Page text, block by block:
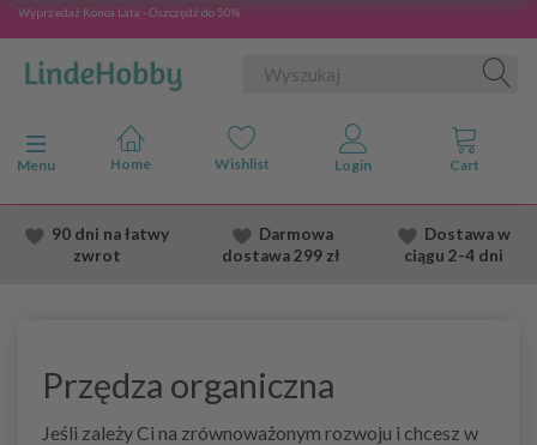
Wyprzedaż Konca Lata - Oszczędź do 50%
Przełącz nawigację
Menu
90 dni na łatwy
zwrot
Darmowa
dostawa299 zł
Dostawaw
ciągu 2-4 dni
Przędza organiczna
Jeśli zależy Ci na zrównoważonym rozwoju i chcesz w